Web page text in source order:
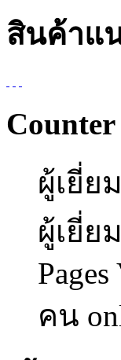
สินค้าแ
Counter
ผู้เยี่ย
ผู้เยี่ย
คน